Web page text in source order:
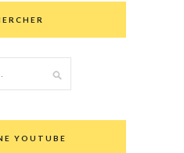
YOUTUBE